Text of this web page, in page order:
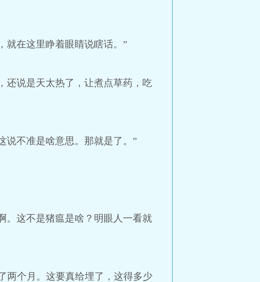
在这里睁着眼睛说瞎话。”
说是天太热了，让煮点草药，吃
不准是啥意思。那就是了。”
这不是猪瘟是啥？明眼人一看就
个月。这要真给埋了，这得多少